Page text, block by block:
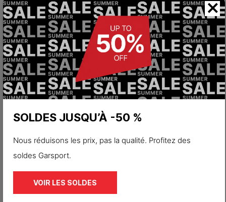
69,93 €
ESD S3S
Sneaker basse de sécurité S3S Hexa-
G5 ESD
82,90 €
Sneaker de sécurité basse S1PS
antistatique Hexa-G15 ESD
×
SOLDES JUSQU’À -50 %
Nous réduisons les prix, pas la qualité. Profitez des
soldes Garsport.
VOIR LES SOLDES